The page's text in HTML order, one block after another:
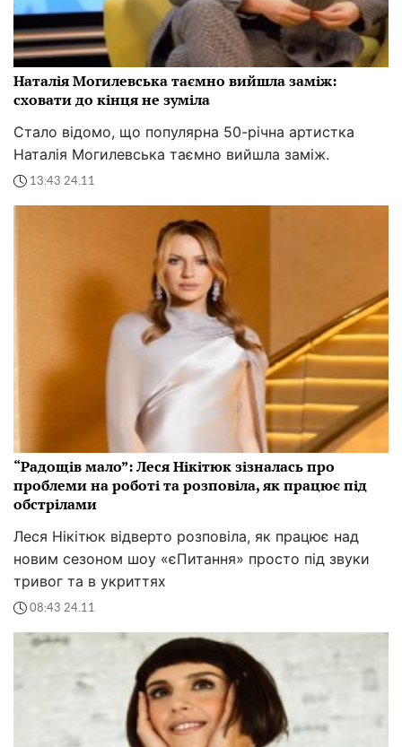
Наталія Могилевська таємно вийшла заміж:
сховати до кінця не зуміла
Стало відомо, що популярна 50-річна артистка
Наталія Могилевська таємно вийшла заміж.
13:43 24.11
“Радощів мало”: Леся Нікітюк зізналась про
проблеми на роботі та розповіла, як працює під
обстрілами
Леся Нікітюк відверто розповіла, як працює над
новим сезоном шоу «єПитання» просто під звуки
тривог та в укриттях
08:43 24.11